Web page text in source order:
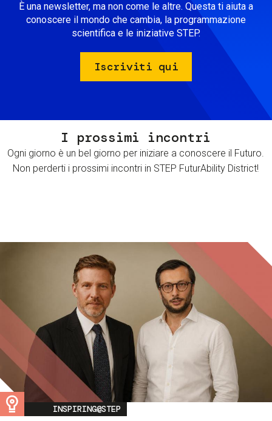
È una newsletter, ma non come le altre. Questa ti aiuta a
conoscere il mondo che cambia, la programmazione
scientifica e le iniziative STEP.
Iscriviti qui
I prossimi incontri
Ogni giorno è un bel giorno per iniziare a conoscere il Futuro.
Non perderti i prossimi incontri in STEP FuturAbility District!
Image
INSPIRING@STEP